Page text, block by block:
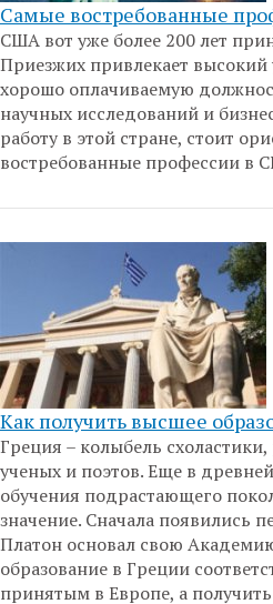
Самые востребованные
США вот уже более 200 лет
Приезжих привлекает
хорошо оплачиваемую
научных исследований и
работу в этой стране, стоит
востребованные профессии в
Как получить высшее
Греция – колыбель
ученых и поэтов. Еще в
обучения подрастающего
значение. Сначала появились
Платон основал свою
образование в Греции
принятым в Европе, а